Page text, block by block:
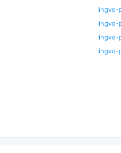
lingvo-
lingvo-
lingvo-
lingvo-